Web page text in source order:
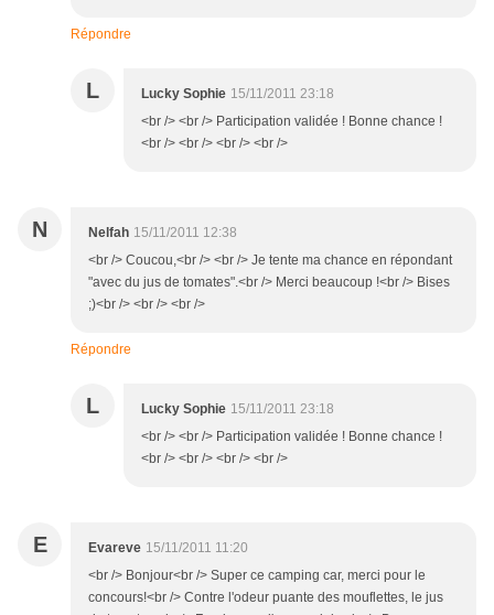
Répondre
L Lucky Sophie 15/11/2011 23:18
<br /> <br /> Participation validée ! Bonne chance !
<br /> <br /> <br /> <br />
N Nelfah 15/11/2011 12:38
<br /> Coucou,<br /> <br /> Je tente ma chance en répondant
"avec du jus de tomates".<br /> Merci beaucoup !<br /> Bises
;)<br /> <br /> <br />
Répondre
L Lucky Sophie 15/11/2011 23:18
<br /> <br /> Participation validée ! Bonne chance !
<br /> <br /> <br /> <br />
E Evareve 15/11/2011 11:20
<br /> Bonjour<br /> Super ce camping car, merci pour le
concours!<br /> Contre l'odeur puante des mouflettes, le jus